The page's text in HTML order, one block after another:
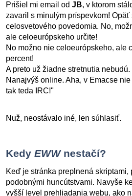
Prišiel mi email od JB, v ktorom
zavaril s minulým príspevkom! Opäť
celosvetového povedomia. No,
ale celoeurópskeho určite!
No možno nie celoeurópskeho, ale
percent!
A preto už žiadne stretnutia nebudú.
Nanajvýš online. Aha, v Emacse
tak teda IRC!"
Nuž, neostávalo iné, len súhlasiť.
Kedy EWWnestačí?
Keď je stránka preplnená skriptami,
podobnými huncútstvami. Navyše
vyšší level prehliadania webu, ako